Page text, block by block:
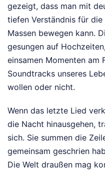
gezeigt, dass man mit
tiefen Verständnis für die
Massen bewegen kann.
gesungen auf
einsamen Momenten am
Soundtracks unseres
wollen oder nicht.
Wenn das letzte Lied
die Nacht hinausgehen,
sich. Sie summen die
gemeinsam geschrien
Die Welt draußen mag